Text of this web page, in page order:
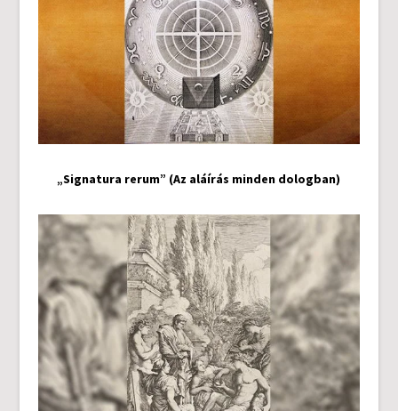
„Signatura rerum” (Az aláírás minden dologban)